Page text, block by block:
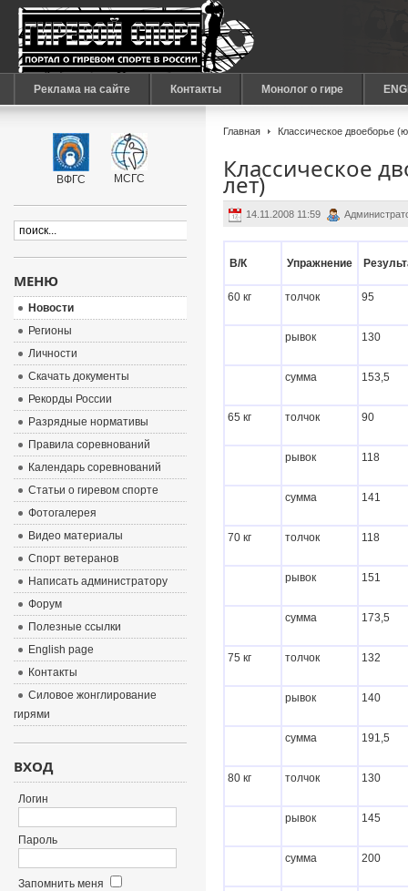
Реклама на сайте Контакты Монолог о гире
Главная Классическое двоеборье
Классическое
лет)
14.11.2008 11:59
В/К Упражнение
60 кг толчок 95
рывок 130
сумма 153,5
65 кг толчок 90
рывок 118
сумма 141
70 кг толчок 118
рывок 151
сумма 173,5
75 кг толчок 132
рывок 140
сумма 191,5
80 кг толчок 130
рывок 145
сумма 200
ВФГС МСГС
МЕНЮ
Новости
Регионы
Личности
Скачать документы
Рекорды России
Разрядные нормативы
Правила соревнований
Календарь соревнований
Статьи о гиревом спорте
Фотогалерея
Видео материалы
Спорт ветеранов
Написать администратору
Форум
Полезные ссылки
English page
Контакты
Силовое жонглирование
гирями
ВХОД
Логин
Пароль
Запомнить меня